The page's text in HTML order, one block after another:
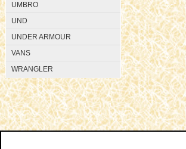
UMBRO
UND
UNDER ARMOUR
VANS
WRANGLER